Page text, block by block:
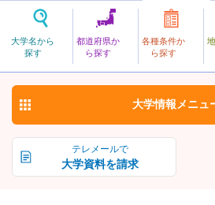
大学名から
探す
都道府県か
ら探す
各種条件か
ら探す
私立
こうべじょし
神戸女子大学
テレメールで
大学資料を請求
大学情報 メニュ